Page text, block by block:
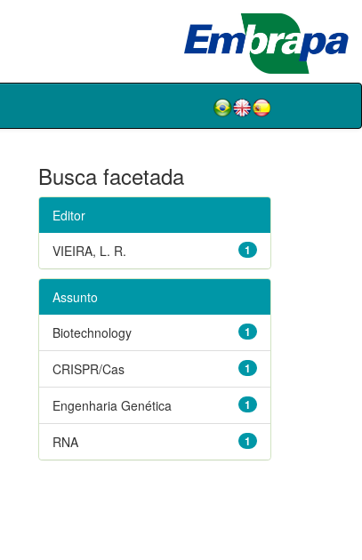
Busca facetada
Editor
1
VIEIRA, L. R.
Assunto
1
Biotechnology
1
CRISPR/Cas
1
Engenharia Genética
1
RNA